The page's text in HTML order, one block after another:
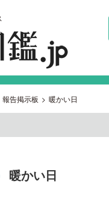
報告掲示板 > 暖かい日
暖かい日